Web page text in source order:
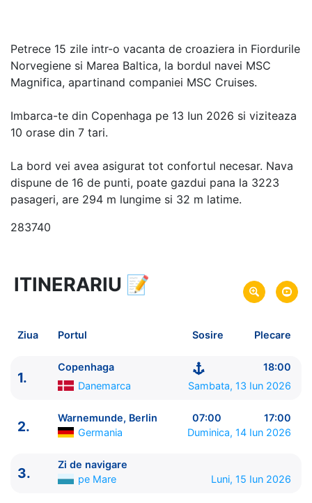
Petrece 15 zile intr-o vacanta de croaziera in Fiordurile
Norvegiene si Marea Baltica, la bordul navei MSC
Magnifica, apartinand companiei MSC Cruises.
Imbarca-te din Copenhaga pe 13 Iun 2026 si viziteaza
10 orase din 7 tari.
La bord vei avea asigurat tot confortul necesar. Nava
dispune de 16 de punti, poate gazdui pana la 3223
pasageri, are 294 m lungime si 32 m latime.
283740
15 zile vacanta de croaziera in
Fiordurile Norvegiene si Marea Baltica -
link oferta
Plecare pe 13 Iun 2026 din Copenhaga, Danemarca
MSC Cruises
ITINERARIU 📝
Ziua Portul Sosire Plecare
1.
Copenhaga
18:00
Danemarca
Sambata, 13 Iun 2026
2.
Warnemunde, Berlin 07:00
17:00
Germania
Duminica, 14 Iun 2026
3.
Zi de navigare
pe Mare
Luni, 15 Iun 2026